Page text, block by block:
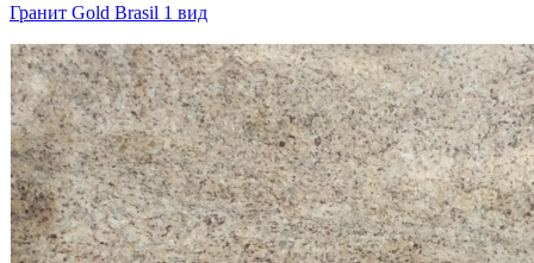
Гранит Gold Brasil 1 вид